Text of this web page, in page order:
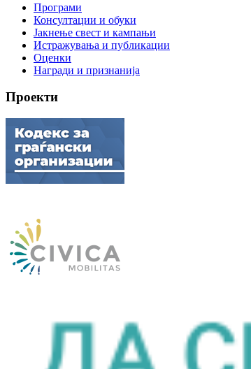
Програми
Консултации и обуки
Јакнење свест и кампањи
Истражувања и публикации
Оценки
Награди и признанија
Проекти